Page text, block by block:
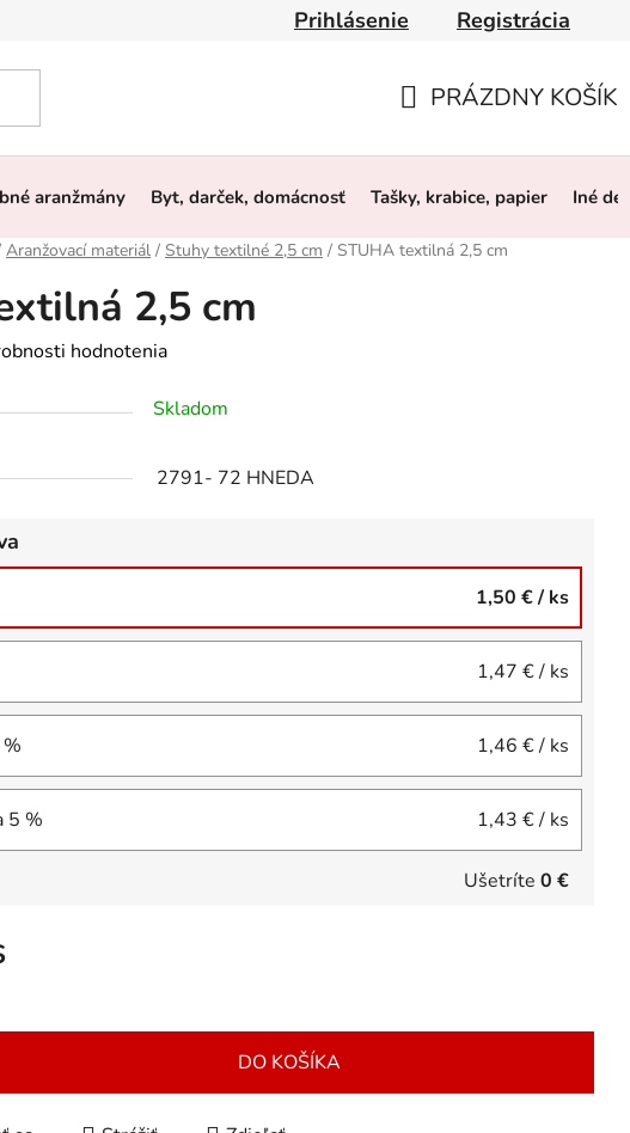
Obchodné podmienky Ochrana osobných údajov
Prihlásenie Registrácia
KOŠÍK
PRÁZDNY KOŠÍK
aranžmány Byt, darček, domácnosť Tašky, krabice, papier Iné
Aranžovací materiál / Stuhy textilné 2,5 cm / STUHA textilná 2,5 cm
2,5 cm
hodnotenia
Skladom
2791- 72 HNEDA
1,50 €/ ks
1,47 €/ ks
1,46 €/ ks
5 % 1,43 €/ ks
Ušetríte 0 €
DO KOŠÍKA